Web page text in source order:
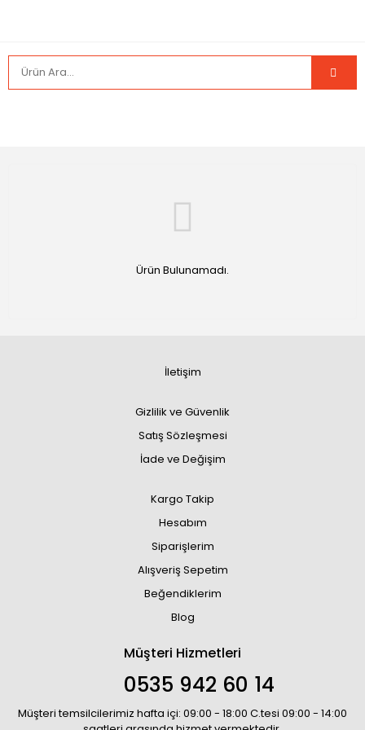
Ürün Bulunamadı.
İletişim
Gizlilik ve Güvenlik
Satış Sözleşmesi
İade ve Değişim
Kargo Takip
Hesabım
Siparişlerim
Alışveriş Sepetim
Beğendiklerim
Blog
Müşteri Hizmetleri
0535 942 60 14
Müşteri temsilcilerimiz hafta içi: 09:00 - 18:00 C.tesi 09:00 - 14:00